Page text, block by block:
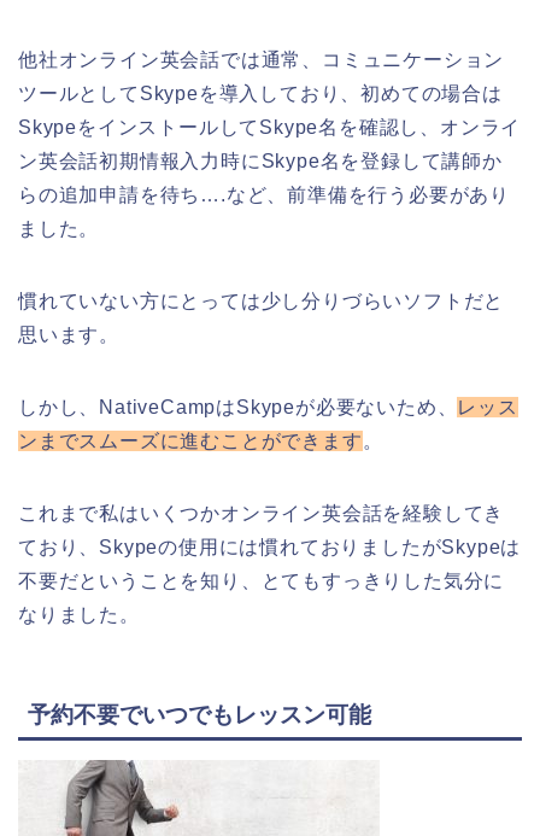
他社オンライン英会話では通常、コミュニケーション
ツールとしてSkypeを導入しており、初めての場合は
SkypeをインストールしてSkype名を確認し、オンライ
ン英会話初期情報入力時にSkype名を登録して講師か
らの追加申請を待ち….など、前準備を行う必要があり
ました。
慣れていない方にとっては少し分りづらいソフトだと
思います。
しかし、NativeCampはSkypeが必要ないため、 レッス
ンまでスムーズに進むことができます 。
これまで私はいくつかオンライン英会話を経験してき
ており、Skypeの使用には慣れておりましたがSkypeは
不要だということを知り、とてもすっきりした気分に
なりました。
予約不要でいつでもレッスン可能